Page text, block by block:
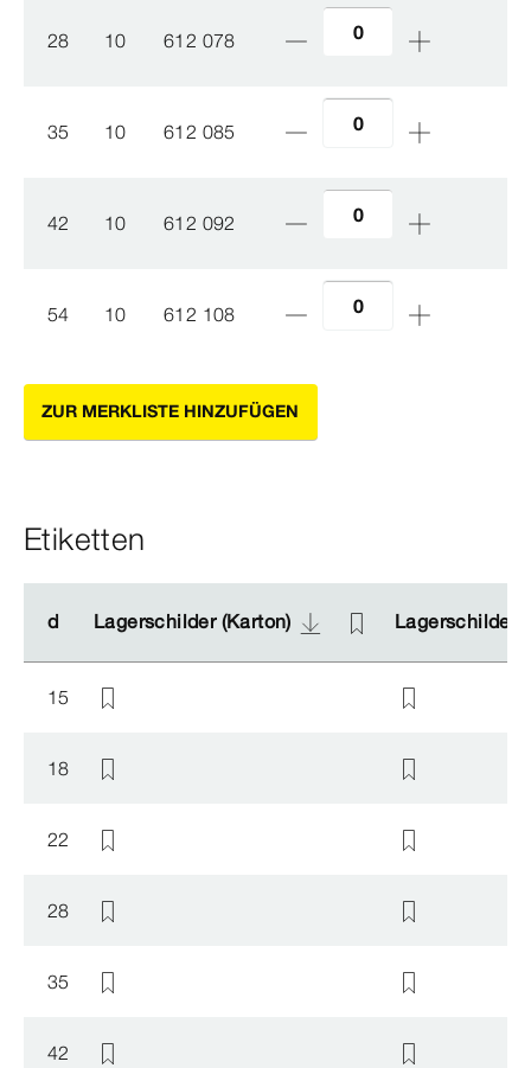
28 10 612 078
35 10 612 085
42 10 612 092
54 10 612 108
ZUR MERKLISTE HINZUFÜGEN
Etiketten
d Lagerschilder (Karton) Lagerschilder
d Lagerschilder (Karton) Lagerschilder
15
18
22
28
35
42